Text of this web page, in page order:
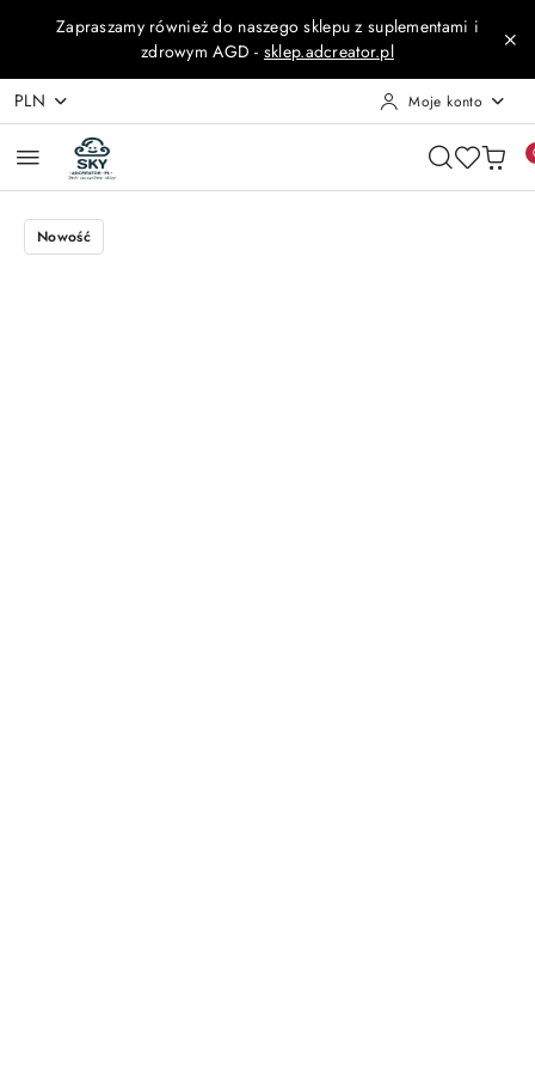
Przejdź do treści głównej
Przejdź do wyszukiwarki
Przejdź do moje konto
Przejdź do menu głównego
Przejdź do opisu produktu
Przejdź do stopki
Zapraszamy również do naszego sklepu z suplementami i
zdrowym AGD - sklep.adcreator.pl
PLN Moje konto
Nowość